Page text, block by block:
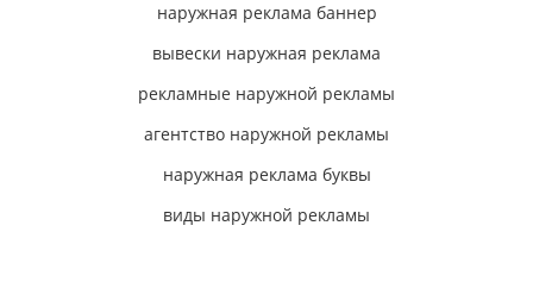
наружная реклама баннер
вывески наружная реклама
рекламные наружной рекламы
агентство наружной рекламы
наружная реклама буквы
виды наружной рекламы